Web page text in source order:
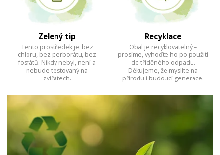
Zelený tip
Tento prostředek je: bez
chlóru, bez perborátu, bez
fosfátů. Nikdy nebyl, není a
nebude testovaný na
zvířatech.
Recyklace
Obal je recyklovatelný –
prosíme, vyhoďte ho po použití
do tříděného odpadu.
Děkujeme, že myslíte na
přírodu i budoucí generace.